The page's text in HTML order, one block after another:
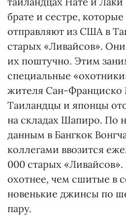
брате и сестре,
отправляют из США в
старых «Ливайсов».
их поштучно. Этим
специальные
жителя Сан-
Таиландцы и японцы
на складах Шапиро. По
данным в Бангкок
коллегами ввозится
000 старых
охотнее, чем сшитые в
новенькие джинсы по
пару.